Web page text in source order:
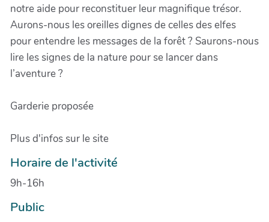
notre aide pour reconstituer leur magnifique trésor.
Aurons-nous les oreilles dignes de celles des elfes
pour entendre les messages de la forêt ? Saurons-nous
lire les signes de la nature pour se lancer dans
l’aventure ?
Garderie proposée
Plus d'infos sur le site
Horaire de l'activité
9h-16h
Public